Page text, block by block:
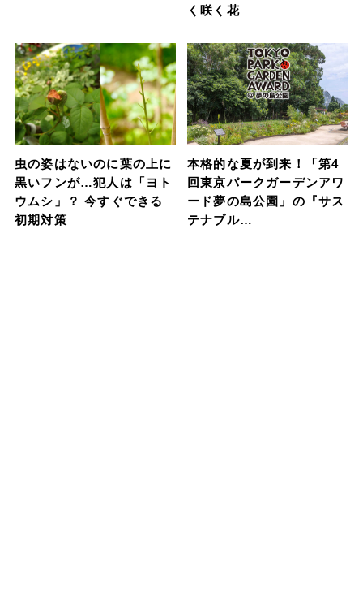
く咲く花
虫の姿はないのに葉の上に
黒いフンが…犯人は「ヨト
ウムシ」？ 今すぐできる
初期対策
本格的な夏が到来！「第4
回東京パークガーデンアワ
ード夢の島公園」の『サス
テナブル…